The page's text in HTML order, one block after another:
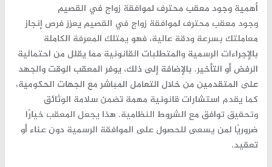
أهمية وجود معقب محترف لموافقة زواج في القصيم
وجود معقب محترف لموافقة زواج في القصيم يعزز فرص إنجاز
معاملتك بسرعة ودقة عالية، فهو يمتلك المعرفة الكاملة
بالإجراءات الرسمية والمتطلبات القانونية مما يقلل من احتمالية
الرفض أو التأخير. بالإضافة إلى ذلك، يوفر المعقب الوقت والجهد
على المتقدمين من خلال التعامل المباشر مع الجهات الحكومية،
كما يقدم استشارات قانونية مهمة تضمن سلامة الوثائق
وتحقيق توافق مع الشروط النظامية. هذا يجعل المعقب خيارًا
ضروريًا لمن يسعى للحصول على الموافقة الرسمية دون عناء أو
تعقيد.